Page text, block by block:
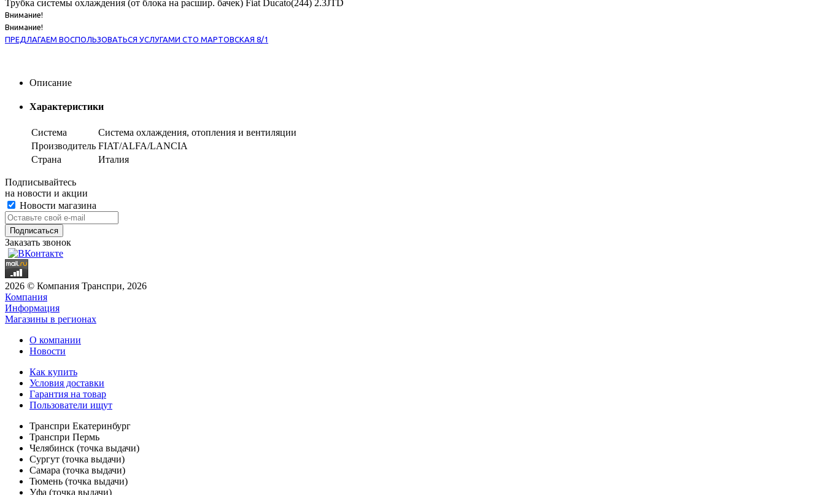
Трубка системы охлаждения (от блока на расшир. бачек) Fiat Ducato(244) 2.3JTD
Внимание!
Внимание!
ПРЕДЛАГАЕМ ВОСПОЛЬЗОВАТЬСЯ УСЛУГАМИ СТО МАРТОВСКАЯ 8/1
Описание
Характеристики
Система
Система охлаждения, отопления и вентиляции
Производитель FIAT/ALFA/LANCIA
Страна
Италия
Подписывайтесь
на новости и акции
Новости магазина
Заказать звонок
2026 © Компания Транспри, 2026
Компания
Информация
Магазины в регионах
О компании
Новости
Как купить
Условия доставки
Гарантия на товар
Пользователи ищут
Транспри Екатеринбург
Транспри Пермь
Челябинск (точка выдачи)
Сургут (точка выдачи)
Самара (точка выдачи)
Тюмень (точка выдачи)
Уфа (точка выдачи)